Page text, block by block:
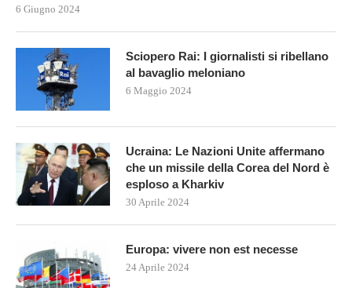
6 Giugno 2024
Sciopero Rai: I giornalisti si ribellano
al bavaglio meloniano
6 Maggio 2024
Ucraina: Le Nazioni Unite affermano
che un missile della Corea del Nord è
esploso a Kharkiv
30 Aprile 2024
Europa: vivere non est necesse
24 Aprile 2024